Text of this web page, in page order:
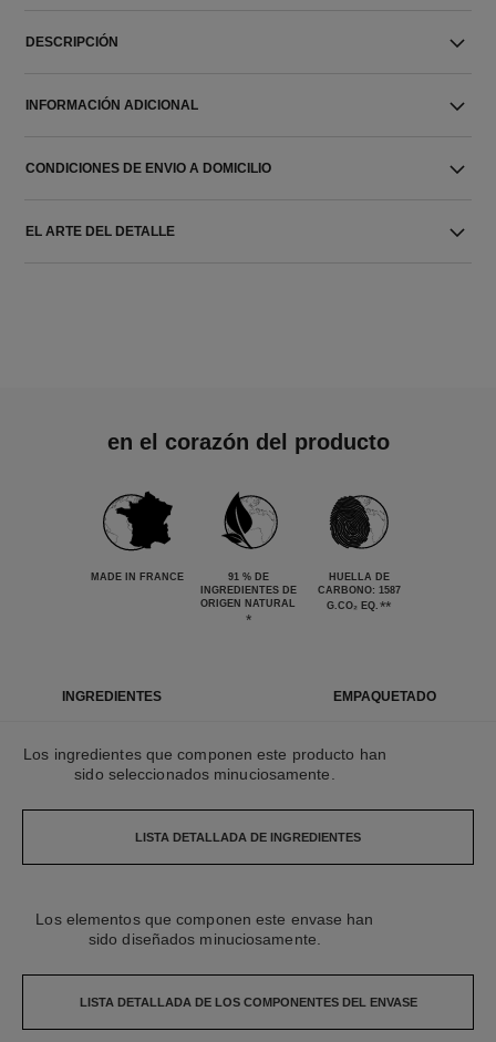
DESCRIPCIÓN
INFORMACIÓN ADICIONAL
CONDICIONES DE ENVIO A DOMICILIO
EL ARTE DEL DETALLE
en el corazón del producto
MADE IN FRANCE
91 % DE
INGREDIENTES DE
ORIGEN NATURAL
*
HUELLA DE
CARBONO: 1587
G.CO₂ EQ. **
INGREDIENTES EMPAQUETADO
Los ingredientes que componen este producto han
sido seleccionados minuciosamente.
LISTA DETALLADA DE INGREDIENTES
Los elementos que componen este envase han
sido diseñados minuciosamente.
LISTA DETALLADA DE LOS COMPONENTES DEL ENVASE